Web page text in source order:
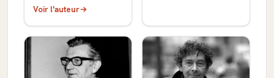
Voir l'auteur